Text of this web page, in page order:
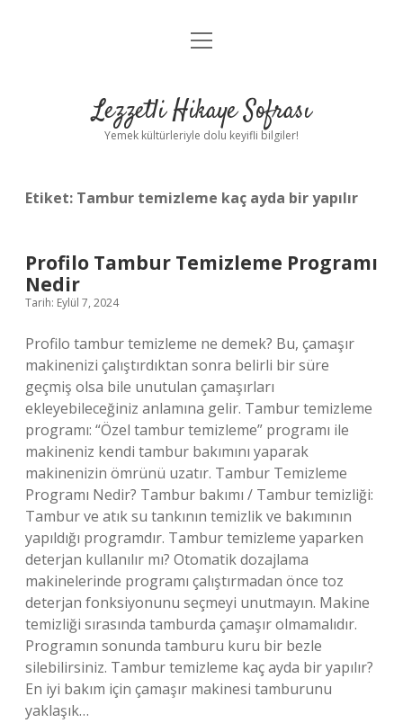
Anasayfa
Yasal Uyarı
menüyü
Lezzetli Hikaye Sofrası
Yemek kültürleriyle dolu keyifli bilgiler!
Etiket: Tambur temizleme kaç ayda bir yapılır
Profilo Tambur Temizleme Programı
Nedir
Tarih: Eylül 7, 2024
Profilo tambur temizleme ne demek? Bu, çamaşır
makinenizi çalıştırdıktan sonra belirli bir süre
geçmiş olsa bile unutulan çamaşırları
ekleyebileceğiniz anlamına gelir. Tambur temizleme
programı: “Özel tambur temizleme” programı ile
makineniz kendi tambur bakımını yaparak
makinenizin ömrünü uzatır. Tambur Temizleme
Programı Nedir? Tambur bakımı / Tambur temizliği:
Tambur ve atık su tankının temizlik ve bakımının
yapıldığı programdır. Tambur temizleme yaparken
deterjan kullanılır mı? Otomatik dozajlama
makinelerinde programı çalıştırmadan önce toz
deterjan fonksiyonunu seçmeyi unutmayın. Makine
temizliği sırasında tamburda çamaşır olmamalıdır.
Programın sonunda tamburu kuru bir bezle
silebilirsiniz. Tambur temizleme kaç ayda bir yapılır?
En iyi bakım için çamaşır makinesi tamburunu
yaklaşık…